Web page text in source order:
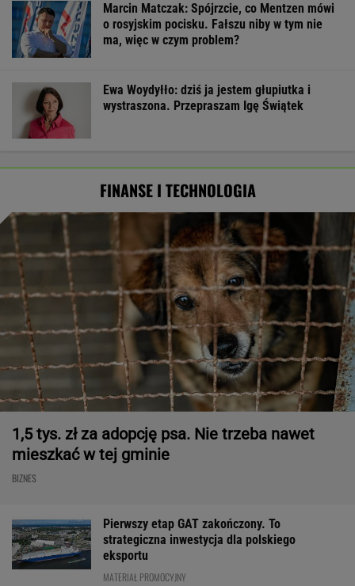
Marcin Matczak: Spójrzcie, co Mentzen mówi
o rosyjskim pocisku. Fałszu niby w tym nie
ma, więc w czym problem?
Ewa Woydyłło: dziś ja jestem głupiutka i
wystraszona. Przepraszam Igę Świątek
FINANSE I TECHNOLOGIA
1,5 tys. zł za adopcję psa. Nie trzeba nawet
mieszkać w tej gminie
BIZNES
Pierwszy etap GAT zakończony. To
strategiczna inwestycja dla polskiego
eksportu
MATERIAŁ PROMOCYJNY